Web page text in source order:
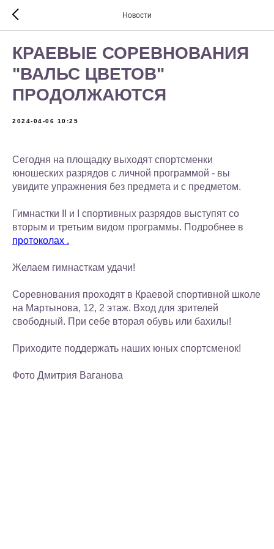
Новости
КРАЕВЫЕ СОРЕВНОВАНИЯ
"ВАЛЬС ЦВЕТОВ"
ПРОДОЛЖАЮТСЯ
2024-04-06 10:25
Сегодня на площадку выходят спортсменки
юношеских разрядов с личной программой - вы
увидите упражнения без предмета и с предметом.
Гимнастки II и I спортивных разрядов выступят со
вторым и третьим видом программы. Подробнее в
протоколах .
Желаем гимнасткам удачи!
Соревнования проходят в Краевой спортивной школе
на Мартынова, 12, 2 этаж. Вход для зрителей
свободный. При себе вторая обувь или бахилы!
Приходите поддержать наших юных спортсменок!
Фото Дмитрия Ваганова